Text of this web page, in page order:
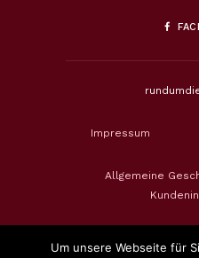
Impressum
Allgemeine
Um unsere Webseite für